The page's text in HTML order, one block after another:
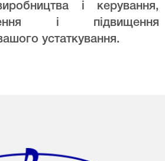
і керування,
і підвищення
устаткування.